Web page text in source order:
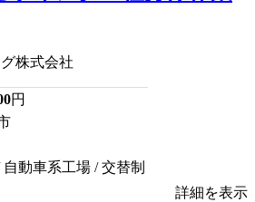
株式会社
円
自動車系工場 / 交替制
詳細を表示